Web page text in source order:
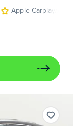
Apple Carplay/